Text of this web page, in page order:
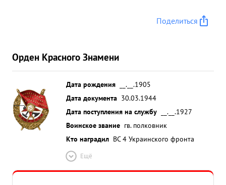
Поделиться
Орден Красного Знамени
Дата рождения
__.__.1905
Дата документа 30.03.1944
Дата поступления на службу
__.__.1927
Воинское звание гв. полковник
Кто наградил ВС 4 Украинского фронта
Ещё